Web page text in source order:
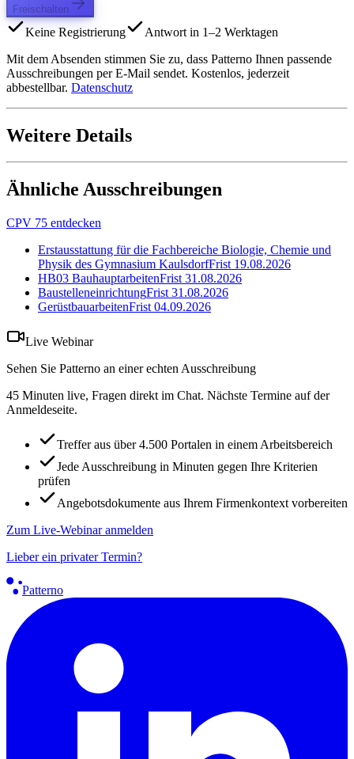
Freischalten
Keine Registrierung
Antwort in 1–2 Werktagen
Mit dem Absenden stimmen Sie zu, dass Patterno Ihnen passende
Ausschreibungen per E-Mail sendet. Kostenlos, jederzeit
abbestellbar. Datenschutz
Weitere Details
Ähnliche Ausschreibungen
CPV 75 entdecken
Erstausstattung für die Fachbereiche Biologie, Chemie und
Physik des Gymnasium KaulsdorfFrist 19.08.2026
HB03 BauhauptarbeitenFrist 31.08.2026
BaustelleneinrichtungFrist 31.08.2026
GerüstbauarbeitenFrist 04.09.2026
Live Webinar
Sehen Sie Patterno an einer echten Ausschreibung
45 Minuten live, Fragen direkt im Chat. Nächste Termine auf der
Anmeldeseite.
Treffer aus über 4.500 Portalen in einem Arbeitsbereich
Jede Ausschreibung in Minuten gegen Ihre Kriterien
prüfen
Angebotsdokumente aus Ihrem Firmenkontext vorbereiten
Zum Live-Webinar anmelden
Lieber ein privater Termin?
Patterno